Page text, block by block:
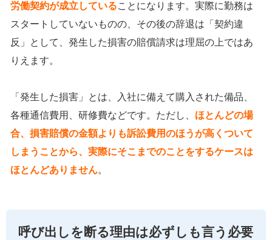
労働契約が成立していることになります。実際に勤務は
スタートしていないものの、その後の辞退は「契約違
反」として、発生した損害の賠償請求は理屈の上ではあ
りえます。
「発生した損害」とは、入社に備えて購入された備品、
各種通信費用、研修費などです。ただし、 ほとんどの場
合、損害賠償の金額よりも訴訟費用のほうが高くついて
しまうことから、実際にそこまでのことをするケースは
ほとんどありません。
呼び出しを断る理由は必ずしも言う必要